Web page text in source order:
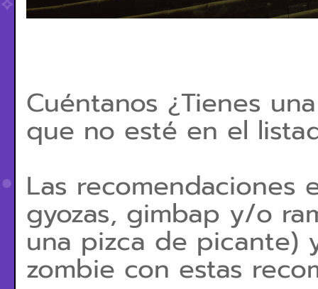
Cuéntanos ¿Tienes
que no esté en el
Las
gyozas, gimbap y/o
una pizca de picante)
zombie con estas